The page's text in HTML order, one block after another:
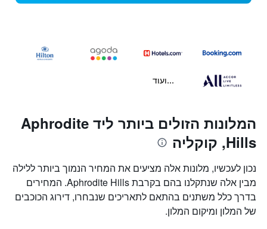
...ועוד
המלונות הזולים ביותר ליד Aphrodite
Hills, קוקליה
נכון לעכשיו, מלונות אלה מציעים את המחיר הנמוך ביותר ללילה
מבין אלה שנתקלנו בהם בקרבת Aphrodite Hills. המחירים
בדרך כלל משתנים בהתאם לתאריכים שנבחרו, דירוג הכוכבים
של המלון ומיקום המלון.